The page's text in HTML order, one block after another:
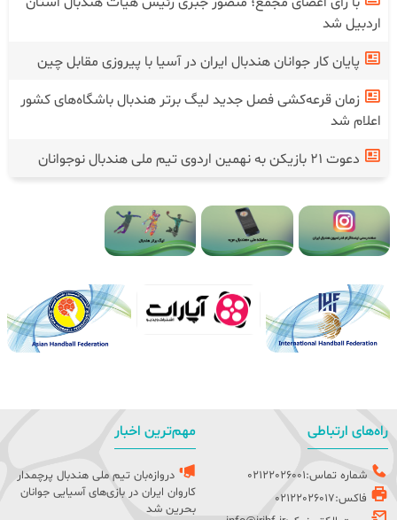
اردبیل شد
پایان کار جوانان هندبال ایران در آسیا با پیروزی مقابل چین
زمان قرعه‌کشی فصل جدید لیگ برتر هندبال باشگاه‌های کشور
اعلام شد
دعوت ۲۱ بازیکن به نهمین اردوی تیم ملی هندبال نوجوانان
راه‌های ارتباطی
شماره تماس:02122026001
فاکس:02122026017
مهم‌ترین اخبار
دروازه‌بان تیم ملی هندبال پرچمدار
کاروان ایران در بازی‌های آسیایی جوانان
بحرین شد